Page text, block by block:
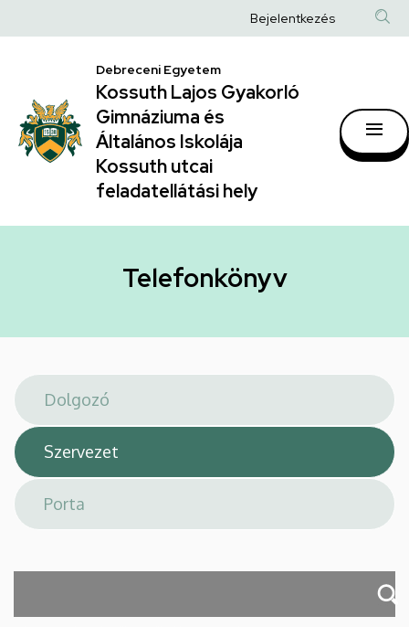
|
Kossuth
Lajos
Gyakorló
Gimnáziuma
Általános
hely
a
Anonim
fiók
Bejelentkezés
Debreceni Egyetem
Kossuth Lajos Gyakorló
Gimnáziuma és
Általános Iskolája
Kossuth utcai
feladatellátási hely
Telefonkönyv